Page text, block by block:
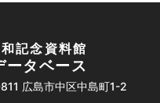
記念資料館
ータベース
広島市中区中島町1-2